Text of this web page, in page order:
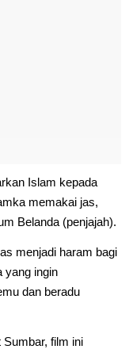
Islam kepada
memakai jas,
Belanda (penjajah).
menjadi haram bagi
yang ingin
dan beradu
film ini